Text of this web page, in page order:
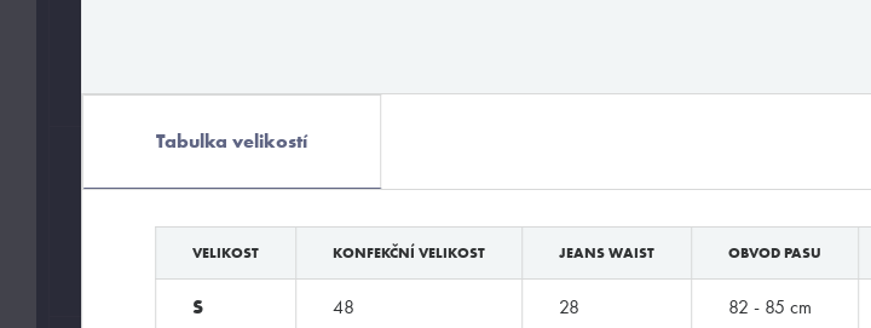
Tabulka velikostí
VELIKOST KONFEKČNÍ VELIKOST JEANS WAIST OBVOD PASU
S 48 28 82 - 85 cm
Fashion
Pánské módní prádlo